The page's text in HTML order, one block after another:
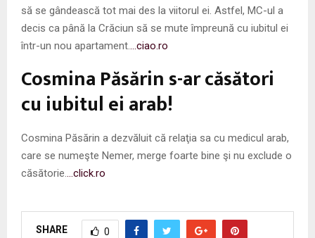
să se gândească tot mai des la viitorul ei. Astfel, MC-ul a
decis ca până la Crăciun să se mute împreună cu iubitul ei
într-un nou apartament.
…ciao.ro
Cosmina Păsărin s-ar căsători
cu iubitul ei arab!
Cosmina Păsărin a dezvăluit că relaţia sa cu medicul arab,
care se numeşte Nemer, merge foarte bine şi nu exclude o
căsătorie.
…click.ro
SHARE 0